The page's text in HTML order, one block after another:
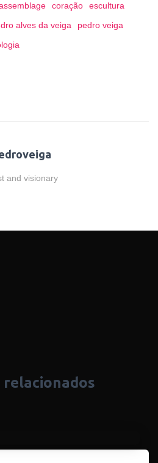
coração
escultura
alves da veiga
pedro veiga
and visionary